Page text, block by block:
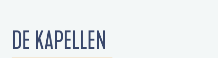
DE KAPELLEN